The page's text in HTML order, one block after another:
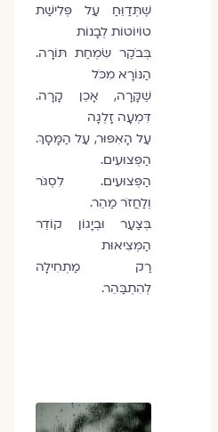
שֶׁתְּדַוֵּחַ עַל פְּלִישַׁת
טוֹיוֹטוֹת לְבָנוֹת
בְּבֹקֶר שִׂמְחַת תּוֹרָה.
הַנּוֹרָא מִכֹּל
שֶׁקָּרָה, אָכֵן קָרָה.
דִּמְעָה זָלְגָה
עַל הָאִפּוּר, עַל הַמָּסָךְ.
הַפְּצוּעִים.
הַפְּצוּעִים. לִסְגֹּר
וְלַחֲזֹר מַהֵר.
בְּצַעַר וּבְיָגוֹן קוֹדֵר
הַמְּצִיאוּת
רַק מַתְחִילָה
לְהִתְבַּהֵר.